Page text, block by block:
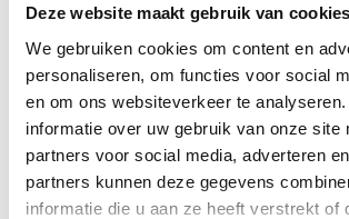
Deze website maakt gebruik van cookies
We gebruiken cookies om content en
personaliseren, om functies voor social
en om ons websiteverkeer te
informatie over uw gebruik van onze site
partners voor social media, adverteren
partners kunnen deze gegevens
informatie die u aan ze heeft verstrekt of
REVIEWS
Nog niet gewaardeerd
0 sterren op basis van 0